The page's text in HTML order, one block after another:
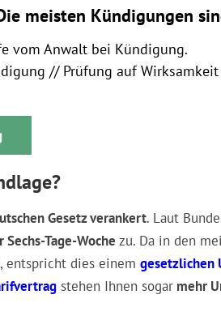
meisten Kündigungen
vom Anwalt bei Kündigung.
// Prüfung auf
Gesetz verankert. Laut
Tage-Woche zu. Da in den
entspricht dies einem gesetzlichen
stehen Ihnen sogar mehr